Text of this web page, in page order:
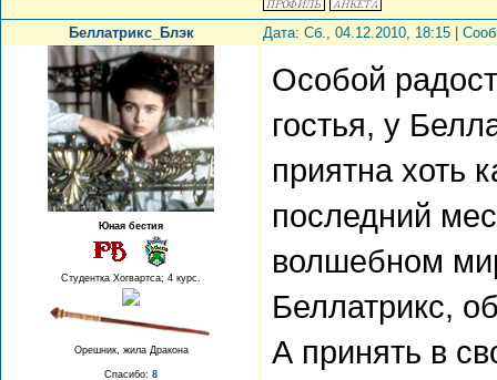
Беллатрикс_Блэк Дата: Сб., 04.12.2010, 18:15 |
Юная бестия
Студентка Хогвартса; 4 курс.
Орешник, жила Дракона
Спасибо: 8
Особой
гостья, у
приятна хоть
последний
волшебном
Беллатрикс,
А принять в